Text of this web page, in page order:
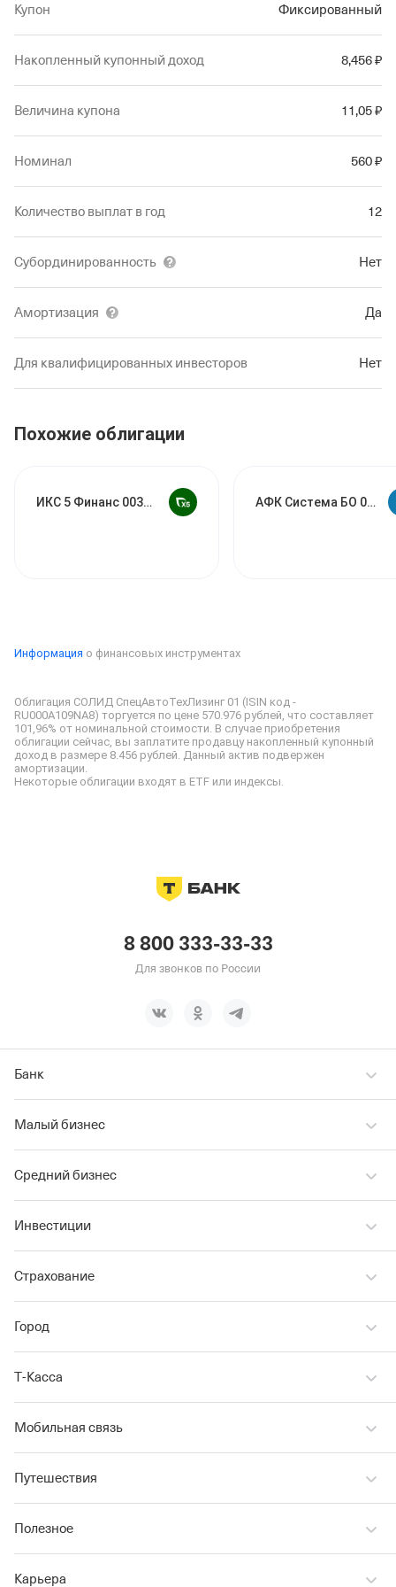
Купон Фиксированный
Накопленный купонный доход 8,456₽
Величина купона 11,05₽
Номинал 560₽
Количество выплат в год 12
Субординированность Нет
Амортизация Да
Для квалифицированных инвесторов Нет
Похожие облигации
ИКС 5 Финанс 003Р-02 АФК Система БО 001Р-
Информация о финансовых инструментах
Облигация СОЛИД СпецАвтоТехЛизинг 01 (ISIN код -
RU000A109NA8) торгуется по цене 570.976 рублей, что составляет
101,96% от номинальной стоимости. В случае приобретения
облигации сейчас, вы заплатите продавцу накопленный купонный
доход в размере 8.456 рублей. Данный актив подвержен
Некоторые облигации входят в ETF или индексы.
8 800 333-33-33
Для звонков по России
Банк
Малый бизнес
Средний бизнес
Инвестиции
Страхование
Город
Т‑Касса
Мобильная связь
Путешествия
Полезное
Карьера